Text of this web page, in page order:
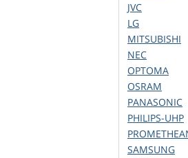
JVC
LG
MITSUBISHI
NEC
OPTOMA
OSRAM
PANASONIC
PHILIPS-UHP
SAMSUNG